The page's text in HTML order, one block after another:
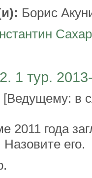
Борис
1 тур.
[Ведущему: в
года
его.